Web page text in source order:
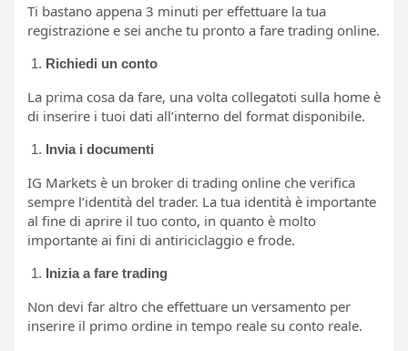
Ti bastano appena 3 minuti per effettuare la tua
registrazione e sei anche tu pronto a fare trading online.
Richiedi un conto
La prima cosa da fare, una volta collegatoti sulla home è
di inserire i tuoi dati all’interno del format disponibile.
Invia i documenti
IG Markets è un broker di trading online che verifica
sempre l’identità del trader. La tua identità è importante
al fine di aprire il tuo conto, in quanto è molto
importante ai fini di antiriciclaggio e frode.
Inizia a fare trading
Non devi far altro che effettuare un versamento per
inserire il primo ordine in tempo reale su conto reale.